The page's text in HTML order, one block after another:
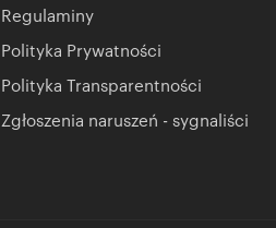
Regulaminy
Polityka Prywatności
Polityka Transparentności
Zgłoszenia naruszeń - sygnaliści